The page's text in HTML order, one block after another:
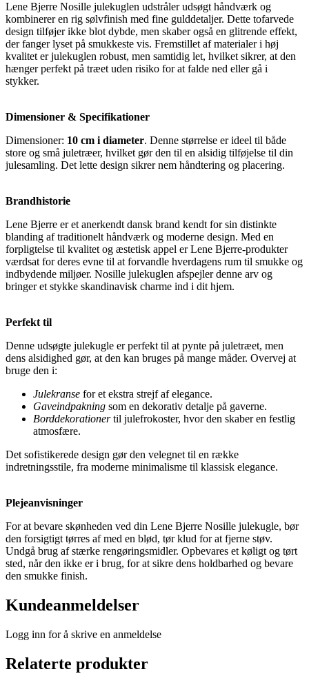
Lene Bjerre Nosille julekuglen udstråler udsøgt håndværk og
kombinerer en rig sølvfinish med fine gulddetaljer. Dette tofarvede
design tilføjer ikke blot dybde, men skaber også en glitrende effekt,
der fanger lyset på smukkeste vis. Fremstillet af materialer i høj
kvalitet er julekuglen robust, men samtidig let, hvilket sikrer, at den
hænger perfekt på træet uden risiko for at falde ned eller gå i
stykker.
Dimensioner & Specifikationer
Dimensioner: 10 cm i diameter. Denne størrelse er ideel til både
store og små juletræer, hvilket gør den til en alsidig tilføjelse til din
julesamling. Det lette design sikrer nem håndtering og placering.
Brandhistorie
Lene Bjerre er et anerkendt dansk brand kendt for sin distinkte
blanding af traditionelt håndværk og moderne design. Med en
forpligtelse til kvalitet og æstetisk appel er Lene Bjerre-produkter
værdsat for deres evne til at forvandle hverdagens rum til smukke og
indbydende miljøer. Nosille julekuglen afspejler denne arv og
bringer et stykke skandinavisk charme ind i dit hjem.
Perfekt til
Denne udsøgte julekugle er perfekt til at pynte på juletræet, men
dens alsidighed gør, at den kan bruges på mange måder. Overvej at
bruge den i:
Julekranse for et ekstra strejf af elegance.
Gaveindpakning som en dekorativ detalje på gaverne.
Borddekorationertil julefrokoster, hvor den skaber en festlig
atmosfære.
Det sofistikerede design gør den velegnet til en række
indretningsstile, fra moderne minimalisme til klassisk elegance.
Plejeanvisninger
For at bevare skønheden ved din Lene Bjerre Nosille julekugle, bør
den forsigtigt tørres af med en blød, tør klud for at fjerne støv.
Undgå brug af stærke rengøringsmidler. Opbevares et køligt og tørt
sted, når den ikke er i brug, for at sikre dens holdbarhed og bevare
den smukke finish.
Kundeanmeldelser
Logg inn for å skrive en anmeldelse
Relaterte produkter